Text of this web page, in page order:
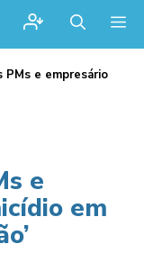
PMs e empresário
e
em